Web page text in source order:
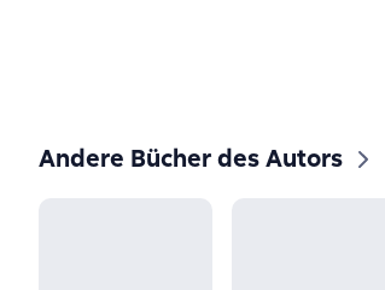
Andere Bücher des Autors